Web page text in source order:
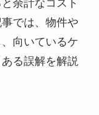
余計なコスト
では、物件や
向いているケ
る誤解を解説